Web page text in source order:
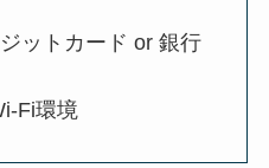
ットカード or 銀行
Fi環境